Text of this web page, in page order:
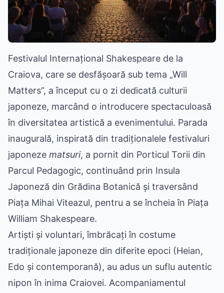
Festivalul Internațional Shakespeare de la
Craiova, care se desfășoară sub tema „Will
Matters”, a început cu o zi dedicată culturii
japoneze, marcând o introducere spectaculoasă
în diversitatea artistică a evenimentului. Parada
inaugurală, inspirată din tradiționalele festivaluri
japoneze matsuri, a pornit din Porticul Torii din
Parcul Pedagogic, continuând prin Insula
Japoneză din Grădina Botanică și traversând
Piața Mihai Viteazul, pentru a se încheia în Piața
William Shakespeare.
Artiști și voluntari, îmbrăcați în costume
tradiționale japoneze din diferite epoci (Heian,
Edo și contemporană), au adus un suflu autentic
nipon în inima Craiovei. Acompaniamentul